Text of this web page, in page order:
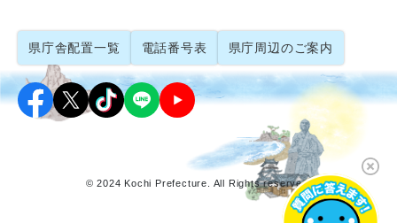
県庁舎配置一覧 電話番号表 県庁周辺のご案内
© 2024 Kochi Prefecture. All Rights reserved.